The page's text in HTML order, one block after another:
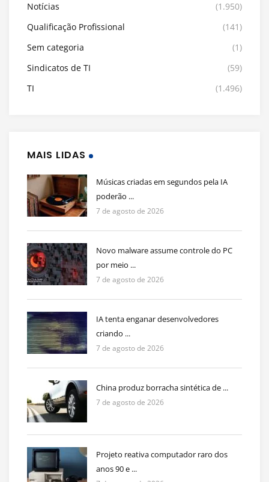
Notícias
(1.950)
Qualificação Profissional
(141)
Sem categoria
(1)
Sindicatos de TI
(59)
TI
(1.496)
MAIS LIDAS
Músicas criadas em segundos pela IA
poderão ...
7 de agosto de 2026
Novo malware assume controle do PC
por meio ...
7 de agosto de 2026
IA tenta enganar desenvolvedores
criando ...
7 de agosto de 2026
China produz borracha sintética de ...
7 de agosto de 2026
Projeto reativa computador raro dos
anos 90 e ...